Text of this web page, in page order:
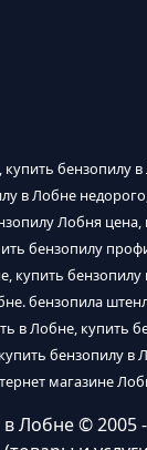
бензопилу
в Лобне
Лобня цена,
бензопилу
купить
бензопила
в Лобне, купить
бензопилу в
магазине
в Лобне© 2005